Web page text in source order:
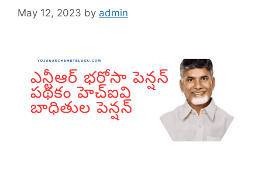
May 12, 2023 by admin